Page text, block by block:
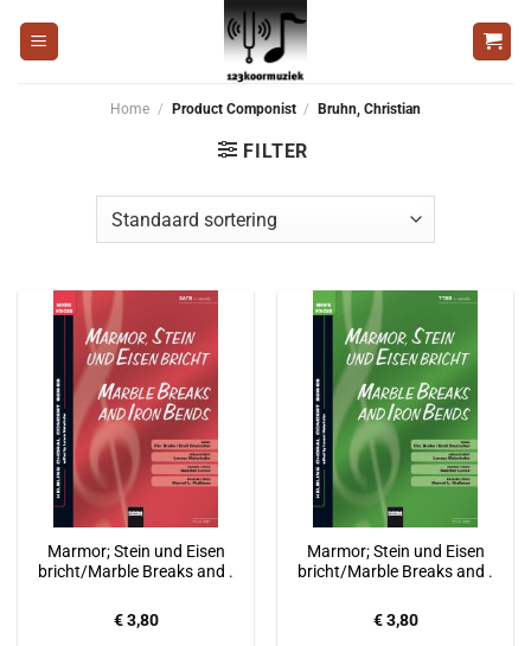
naar
Home / Product Componist / Bruhn, Christian
FILTER
Marmor; Stein und Eisen
bricht/Marble Breaks and .
€3,80
Marmor; Stein und Eisen
bricht/Marble Breaks and .
€3,80